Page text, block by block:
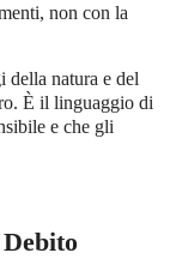
non con la
natura e del
È il linguaggio di
e che gli